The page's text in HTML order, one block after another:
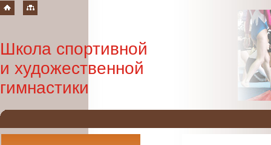
Школа спортивной
и художественной
гимнастики